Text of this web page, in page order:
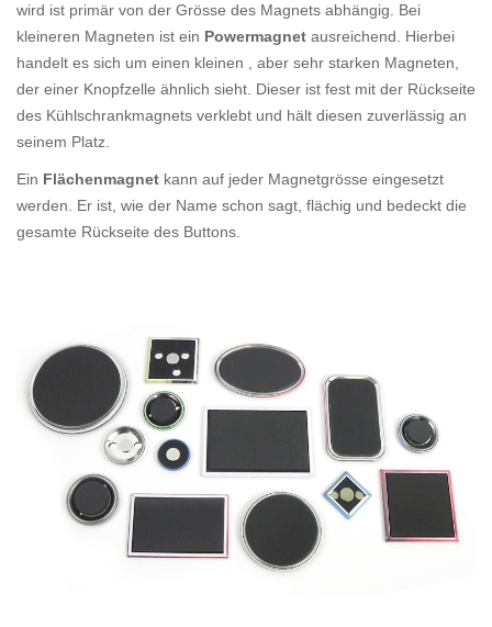
wird ist primär von der Grösse des Magnets abhängig. Bei
kleineren Magneten ist ein Powermagnet ausreichend. Hierbei
handelt es sich um einen kleinen , aber sehr starken Magneten,
der einer Knopfzelle ähnlich sieht. Dieser ist fest mit der Rückseite
des Kühlschrankmagnets verklebt und hält diesen zuverlässig an
seinem Platz.
Ein Flächenmagnet kann auf jeder Magnetgrösse eingesetzt
werden. Er ist, wie der Name schon sagt, flächig und bedeckt die
gesamte Rückseite des Buttons.